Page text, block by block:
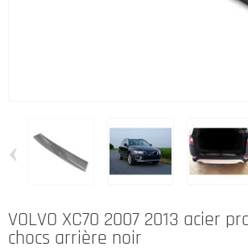
‹
VOLVO XC70 2007 2013 acier
chocs arrière noir